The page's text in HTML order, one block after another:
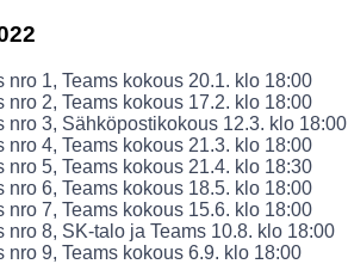
nro 1, Teams kokous 20.1. klo 18:00
nro 2, Teams kokous 17.2. klo 18:00
nro 3, Sähköpostikokous 12.3. klo 18:00
nro 4, Teams kokous 21.3. klo 18:00
nro 5, Teams kokous 21.4. klo 18:30
nro 6, Teams kokous 18.5. klo 18:00
nro 7, Teams kokous 15.6. klo 18:00
nro 8, SK-talo ja Teams 10.8. klo 18:00
nro 9, Teams kokous 6.9. klo 18:00